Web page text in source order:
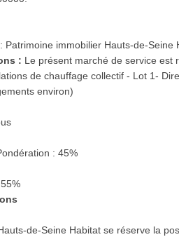
Patrimoine immobilier Hauts-de-Seine
: Le présent marché de service est
de chauffage collectif - Lot 1-
environ)
: 45%
de-Seine Habitat se réserve la